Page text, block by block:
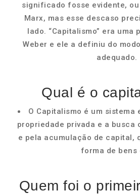
significado fosse evidente,
Marx, mas esse descaso
lado. “Capitalismo” era uma
Weber e ele a definiu do
adequado.
Qual é o
O Capitalismo é um sistema
propriedade privada e a busca
e pela acumulação de capital,
forma de bens
Quem foi o